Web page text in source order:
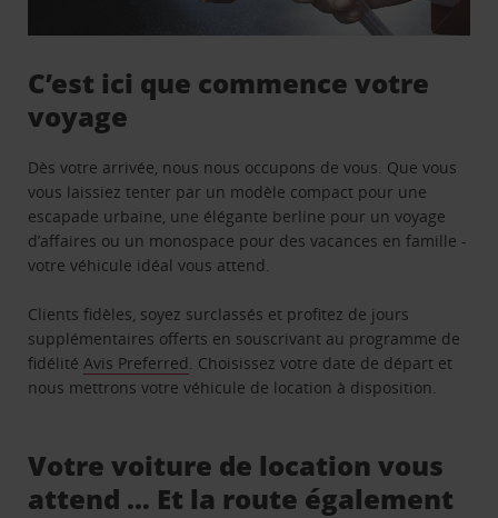
C’est ici que commence votre
voyage
Dès votre arrivée, nous nous occupons de vous. Que vous
vous laissiez tenter par un modèle compact pour une
escapade urbaine, une élégante berline pour un voyage
d’affaires ou un monospace pour des vacances en famille -
votre véhicule idéal vous attend.
Clients fidèles, soyez surclassés et profitez de jours
supplémentaires offerts en souscrivant au programme de
fidélité Avis Preferred . Choisissez votre date de départ et
nous mettrons votre véhicule de location à disposition.
Votre voiture de location vous
attend … Et la route également